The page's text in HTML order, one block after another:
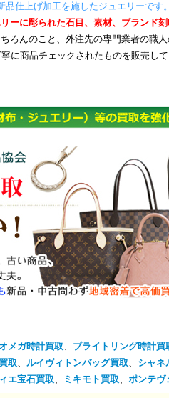
品仕上げ加工を施したジュエリーです
ーに彫られた石目、素材、ブランド
ろんのこと、外注先の専門業者の職
に商品チェックされたものを販売し
メガ時計買取、 ブライトリング時計買
取、 ルイヴィトンバッグ買取、 シャネ
エ宝石買取、 ミキモト買取、 ポンテヴ